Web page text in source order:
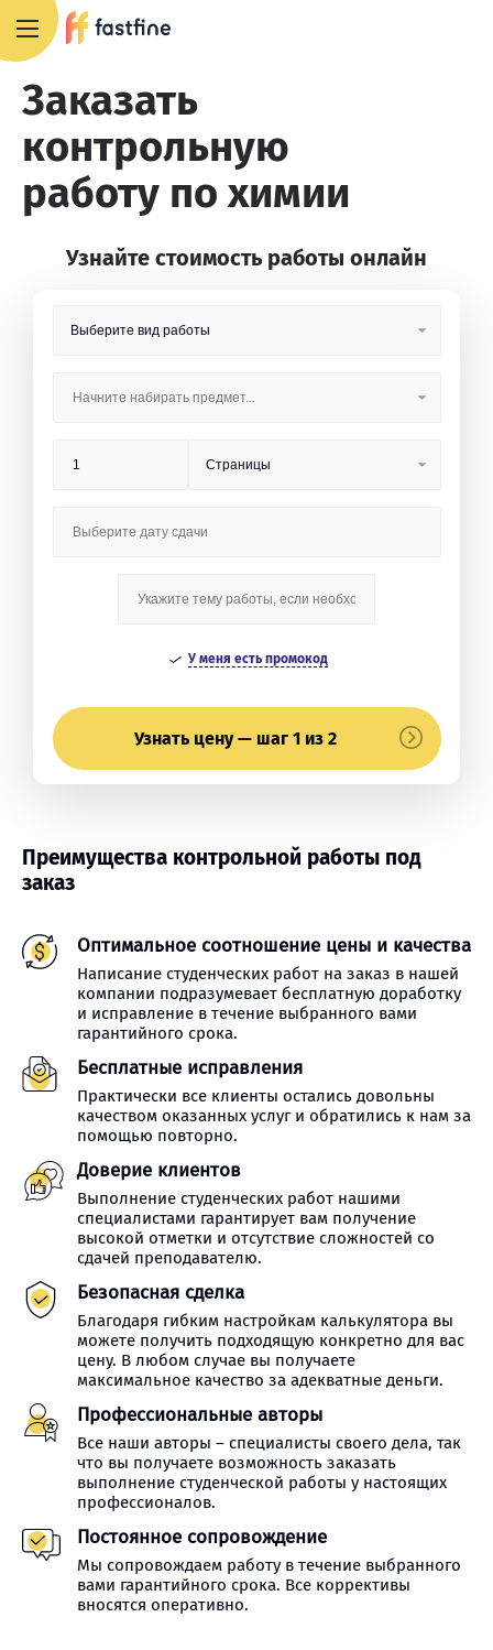
Заказать
контрольную
работу по химии
Узнайте стоимость работы онлайн
У меня есть промокод
Узнать цену — шаг 1 из 2
Преимущества контрольной работы под
заказ
Оптимальное соотношение цены и качества
Написание студенческих работ на заказ в нашей
компании подразумевает бесплатную доработку
и исправление в течение выбранного вами
гарантийного срока.
Бесплатные исправления
Практически все клиенты остались довольны
качеством оказанных услуг и обратились к нам за
помощью повторно.
Доверие клиентов
Выполнение студенческих работ нашими
специалистами гарантирует вам получение
высокой отметки и отсутствие сложностей со
сдачей преподавателю.
Безопасная сделка
Благодаря гибким настройкам калькулятора вы
можете получить подходящую конкретно для вас
цену. В любом случае вы получаете
максимальное качество за адекватные деньги.
Профессиональные авторы
Все наши авторы – специалисты своего дела, так
что вы получаете возможность заказать
выполнение студенческой работы у настоящих
профессионалов.
Постоянное сопровождение
Мы сопровождаем работу в течение выбранного
вами гарантийного срока. Все коррективы
вносятся оперативно.